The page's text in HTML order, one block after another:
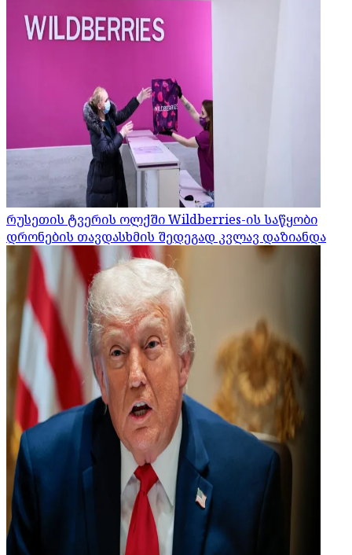
რუსეთის ტვერის ოლქში Wildberries-ის საწყობი
დრონების თავდასხმის შედეგად კვლავ დაზიანდა